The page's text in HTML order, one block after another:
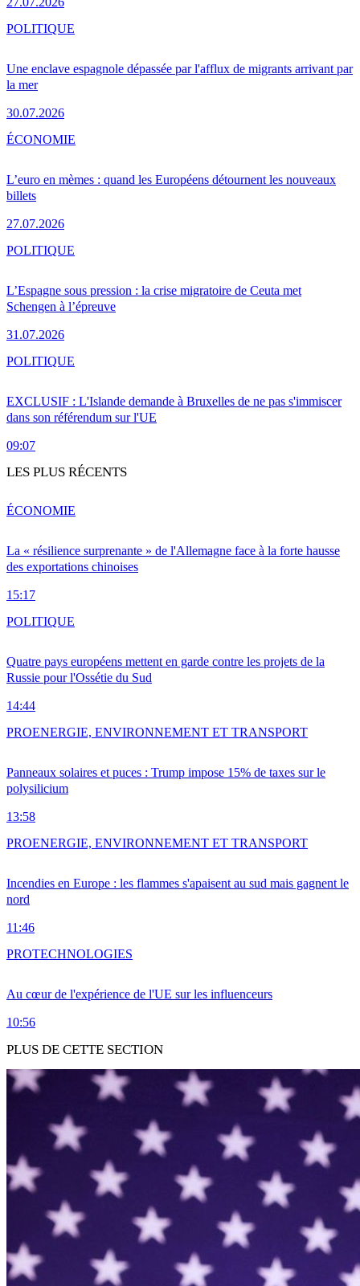
Une enclave espagnole dépassée par l'afflux de migrants arrivant par
la mer
30.07.2026
POLITIQUE
L’euro en mèmes : quand les Européens détournent les nouveaux
billets
27.07.2026
ÉCONOMIE
L’Espagne sous pression : la crise migratoire de Ceuta met
Schengen à l’épreuve
31.07.2026
POLITIQUE
EXCLUSIF : L'Islande demande à Bruxelles de ne pas s'immiscer
dans son référendum sur l'UE
09:07
POLITIQUE
LES PLUS RÉCENTS
La « résilience surprenante » de l'Allemagne face à la forte hausse
des exportations chinoises
15:17
ÉCONOMIE
Quatre pays européens mettent en garde contre les projets de la
Russie pour l'Ossétie du Sud
14:44
POLITIQUE
Panneaux solaires et puces : Trump impose 15% de taxes sur le
polysilicium
13:58
PROENERGIE, ENVIRONNEMENT ET TRANSPORT
Incendies en Europe : les flammes s'apaisent au sud mais gagnent le
nord
11:46
PROENERGIE, ENVIRONNEMENT ET TRANSPORT
Au cœur de l'expérience de l'UE sur les influenceurs
10:56
PROTECHNOLOGIES
PLUS DE CETTE SECTION